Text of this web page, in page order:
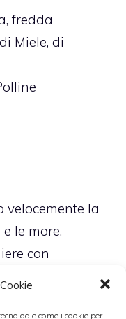
come i cookie per
fredda
Miele, di
la
le more.
con